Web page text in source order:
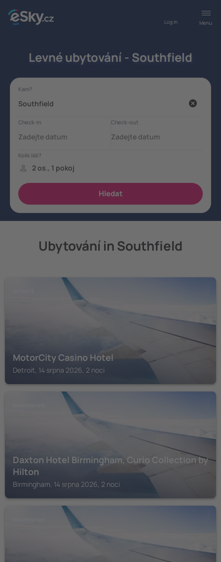
Menu
Log in
Levné ubytování - Southfield
Ubytování in Southfield
MotorCity Casino Hotel
Detroit, 14 srpna 2026, 2 noci
Daxton Hotel Birmingham, Curio Collection by
Hilton
Birmingham, 14 srpna 2026, 2 noci